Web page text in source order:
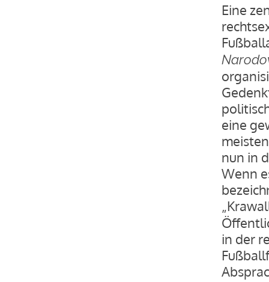
Eine
eine
nun in
Wenn
in der